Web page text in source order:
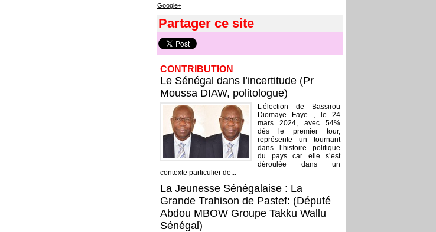
Google+
Partager ce site
CONTRIBUTION
Le Sénégal dans l’incertitude (Pr
Moussa DIAW, politologue)
L’élection de Bassirou
Diomaye Faye , le 24
mars 2024, avec 54%
dès le premier tour,
représente un tournant
dans l’histoire politique
du pays car elle s’est
déroulée dans un
contexte particulier de...
La Jeunesse Sénégalaise : La
Grande Trahison de Pastef: (Député
Abdou MBOW Groupe Takku Wallu
Sénégal)